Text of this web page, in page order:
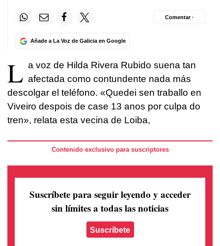
Añade a La Voz de Galicia en Google
Comentar ·
L a voz de Hilda Rivera Rubido suena tan
afectada como contundente nada más
descolgar el teléfono. «Quedei sen traballo en
Viveiro despois de case 13 anos por culpa do
tren», relata esta vecina de Loiba,
Contenido exclusivo para suscriptores
Suscríbete para seguir leyendo y acceder
sin límites a todas las noticias
Suscríbete